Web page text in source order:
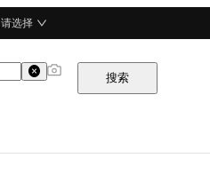
请选择
搜索